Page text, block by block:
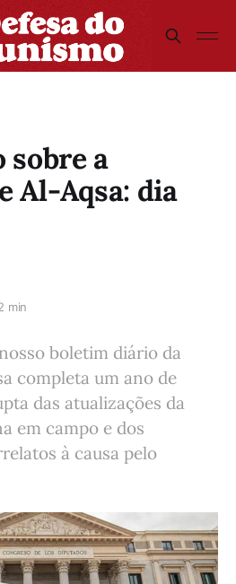
sobre a
Al-Aqsa: dia
min
boletim diário da
completa um ano de
das atualizações da
em campo e dos
à causa pelo